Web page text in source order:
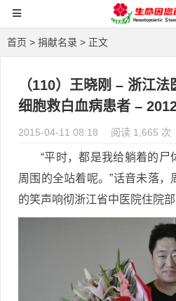
首页 > 捐献名录 > 正文
（110）王晓刚 – 浙江
细胞救白血病患者 –
2015-04-11 08:18 阅读 1,665 次
“平时，都是我给躺着的尸
周围的全站着呢。”话音未落，
的笑声响彻浙江省中医院住院部